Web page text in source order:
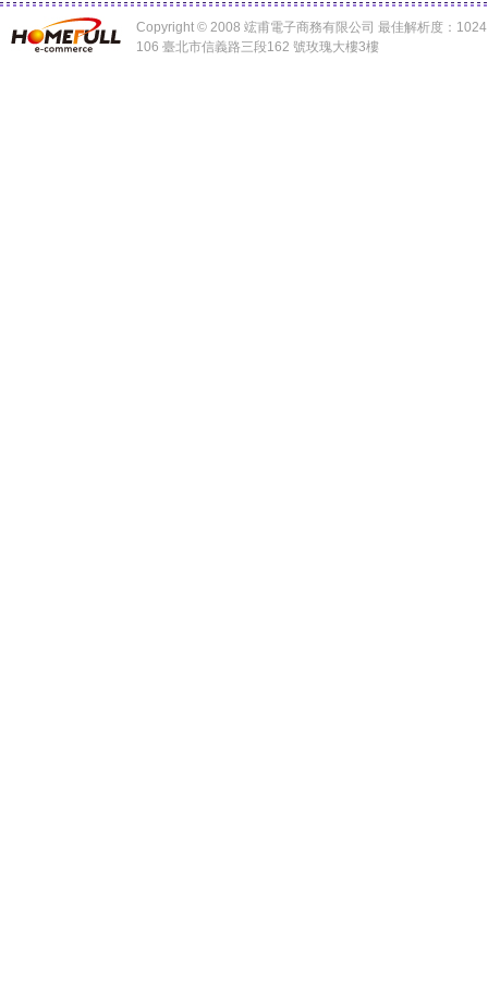
Copyright © 2008 竤甫電子商務有限公司 最佳解析度：
106 臺北市信義路三段162 號玫瑰大樓3樓